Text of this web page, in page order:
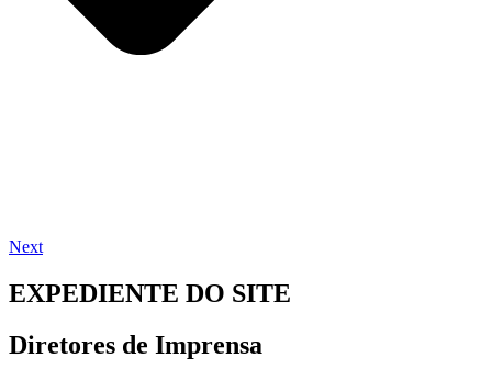
Next
EXPEDIENTE DO SITE
Diretores de Imprensa